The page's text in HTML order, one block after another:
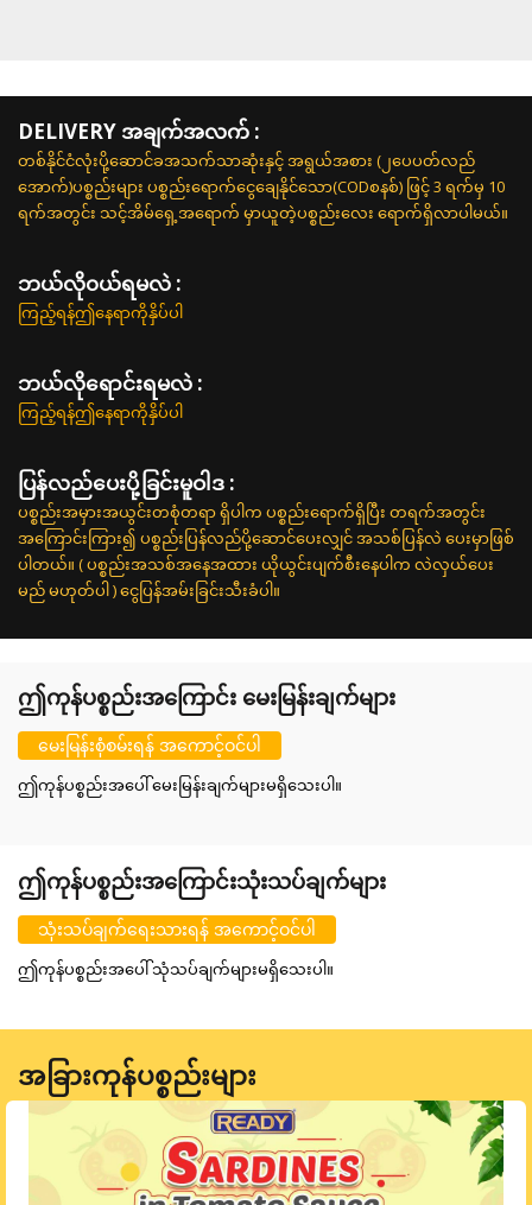
DELIVERY အချက်အလက် :
တစ်နိုင်ငံလုံးပို့ဆောင်ခအသက်သာဆုံးနှင့် အရွယ်အစား (၂ပေပတ်လည်
အောက်)ပစ္စည်းများ ပစ္စည်းရောက်ငွေချေနိုင်သော(CODစနစ်) ဖြင့် 3 ရက်မှ 10
ရက်အတွင်း သင့်အိမ်ရှေ့အရောက် မှာယူတဲ့ပစ္စည်းလေး ရောက်ရှိလာပါမယ်။
ဘယ်လို၀ယ်ရမလဲ :
ကြည့်ရန်ဤနေရာကိုနှိပ်ပါ
ဘယ်လိုရောင်းရမလဲ :
ကြည့်ရန်ဤနေရာကိုနှိပ်ပါ
ပြန်လည်ပေးပို့ခြင်းမူဝါဒ :
ပစ္စည်းအမှားအယွင်းတစုံတရာ ရှိပါက ပစ္စည်းရောက်ရှိပြီး တရက်အတွင်း
အကြောင်းကြား၍ ပစ္စည်းပြန်လည်ပို့ဆောင်ပေးလျှင် အသစ်ပြန်လဲ ပေးမှာဖြစ်
ပါတယ်။ ( ပစ္စည်းအသစ်အနေအထား ယိုယွင်းပျက်စီးနေပါက လဲလှယ်ပေး
မည် မဟုတ်ပါ ) ငွေပြန်အမ်းခြင်းသီးခံပါ။
ဤကုန်ပစ္စည်းအကြောင်း မေးမြန်းချက်များ
မေးမြန်းစုံစမ်းရန် အကောင့်ဝင်ပါ
ဤကုန်ပစ္စည်းအပေါ် မေးမြန်းချက်များမရှိသေးပါ။
ဤကုန်ပစ္စည်းအကြောင်းသုံးသပ်ချက်များ
သုံးသပ်ချက်ရေးသားရန် အကောင့်ဝင်ပါ
ဤကုန်ပစ္စည်းအပေါ် သုံသပ်ချက်များမရှိသေးပါ။
အခြားကုန်ပစ္စည်းများ